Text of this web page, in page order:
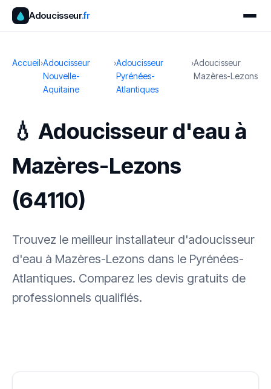
Adoucisseur.fr
Accueil›Adoucisseur
Nouvelle-
Aquitaine
›Adoucisseur
Pyrénées-
Atlantiques
›Adoucisseur
Mazères-Lezons
💧 Adoucisseur d'eau à
Mazères-Lezons
(64110)
Trouvez le meilleur installateur d'adoucisseur
d'eau à Mazères-Lezons dans le Pyrénées-
Atlantiques. Comparez les devis gratuits de
professionnels qualifiés.